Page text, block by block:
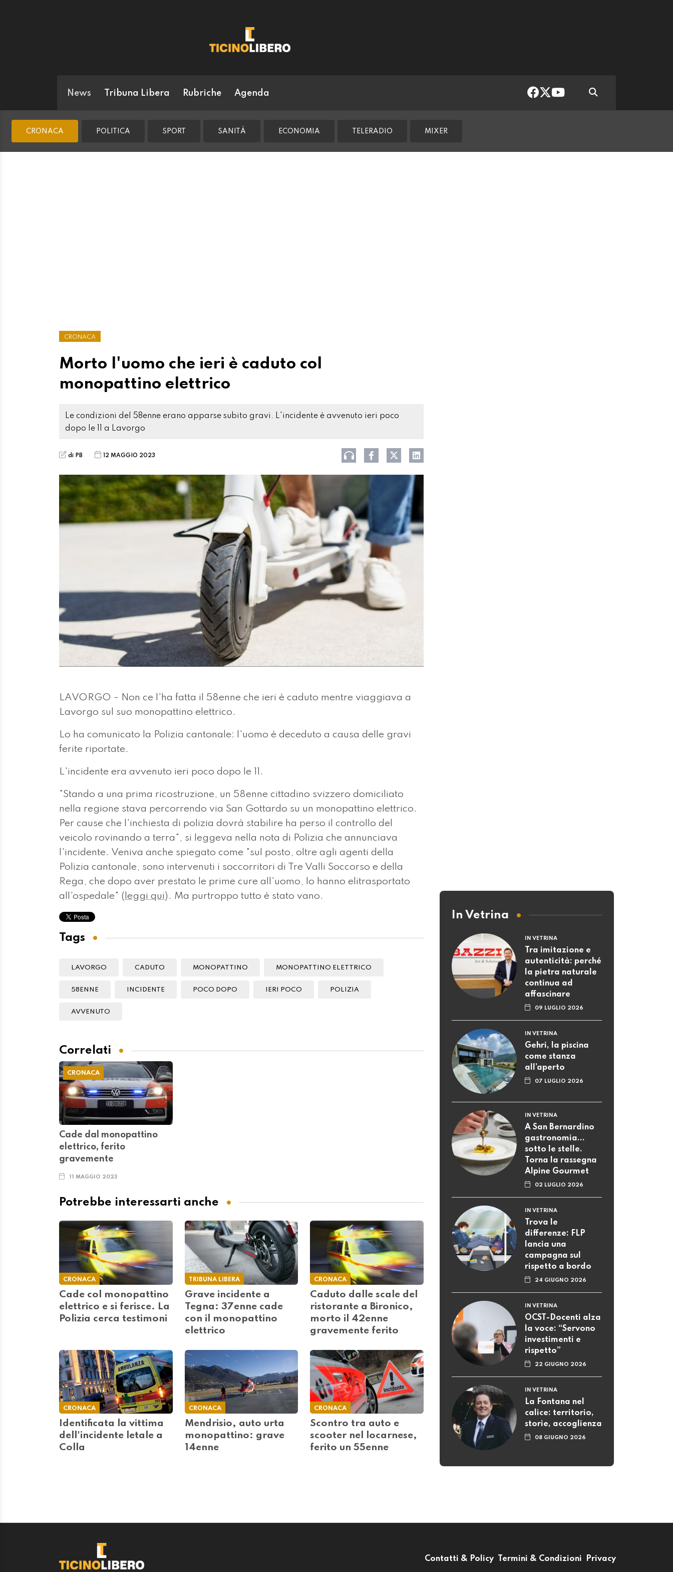
News Tribuna Libera Rubriche Agenda
CRONACA POLITICA SPORT SANITÀ ECONOMIA TELERADIO MIXER
CRONACA
Morto l'uomo che ieri è caduto col
monopattino elettrico
Le condizioni del 58enne erano apparse subito gravi. L'incidente è avvenuto ieri poco
dopo le 11 a Lavorgo
di PB 12 MAGGIO 2023
LAVORGO - Non ce l'ha fatta il 58enne che ieri è caduto mentre viaggiava a
Lavorgo sul suo monopattino elettrico.
Lo ha comunicato la Polizia cantonale: l'uomo è deceduto a causa delle gravi
ferite riportate.
L'incidente era avvenuto ieri poco dopo le 11.
"Stando a una prima ricostruzione, un 58enne cittadino svizzero domiciliato
nella regione stava percorrendo via San Gottardo su un monopattino elettrico.
Per cause che l'inchiesta di polizia dovrà stabilire ha perso il controllo del
veicolo rovinando a terra", si leggeva nella nota di Polizia che annunciava
l'incidente. Veniva anche spiegato come "sul posto, oltre agli agenti della
Polizia cantonale, sono intervenuti i soccorritori di Tre Valli Soccorso e della
Rega, che dopo aver prestato le prime cure all'uomo, lo hanno elitrasportato
all'ospedale" ( leggi qui). Ma purtroppo tutto è stato vano.
Tags
LAVORGO CADUTO MONOPATTINO MONOPATTINO ELETTRICO
58ENNE INCIDENTE POCO DOPO IERI POCO POLIZIA
AVVENUTO
Correlati
CRONACA
Cade dal monopattino
elettrico, ferito
gravemente
11 MAGGIO 2023
Potrebbe interessarti anche
CRONACA
Cade col monopattino
elettrico e si ferisce. La
Polizia cerca testimoni
TRIBUNA LIBERA
Grave incidente a
Tegna: 37enne cade
con il monopattino
elettrico
CRONACA
Caduto dalle scale del
ristorante a Bironico,
morto il 42enne
gravemente ferito
CRONACA
Identificata la vittima
dell'incidente letale a
Colla
CRONACA
Mendrisio, auto urta
monopattino: grave
14enne
CRONACA
Scontro tra auto e
scooter nel locarnese,
ferito un 55enne
In Vetrina
IN VETRINA
Tra imitazione e
autenticità: perché
la pietra naturale
continua ad
affascinare
09 LUGLIO 2026
IN VETRINA
Gehri, la piscina
come stanza
all’aperto
07 LUGLIO 2026
IN VETRINA
A San Bernardino
gastronomia...
sotto le stelle.
Torna la rassegna
Alpine Gourmet
02 LUGLIO 2026
IN VETRINA
Trova le
differenze: FLP
lancia una
campagna sul
rispetto a bordo
24 GIUGNO 2026
IN VETRINA
OCST-Docenti alza
la voce: “Servono
investimenti e
rispetto”
22 GIUGNO 2026
IN VETRINA
La Fontana nel
calice: territorio,
storie, accoglienza
08 GIUGNO 2026
Contatti & Policy Termini & Condizioni Privacy